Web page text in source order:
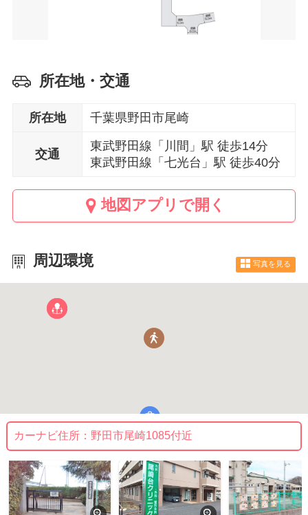
所在地・交通
所在地 千葉県野田市尾崎
交通
東武野田線「川間」駅 徒歩14分
東武野田線「七光台」駅 徒歩40分
地図アプリで開く
周辺環境 写真を見る
カーナビ住所： 野田市尾崎1085付近